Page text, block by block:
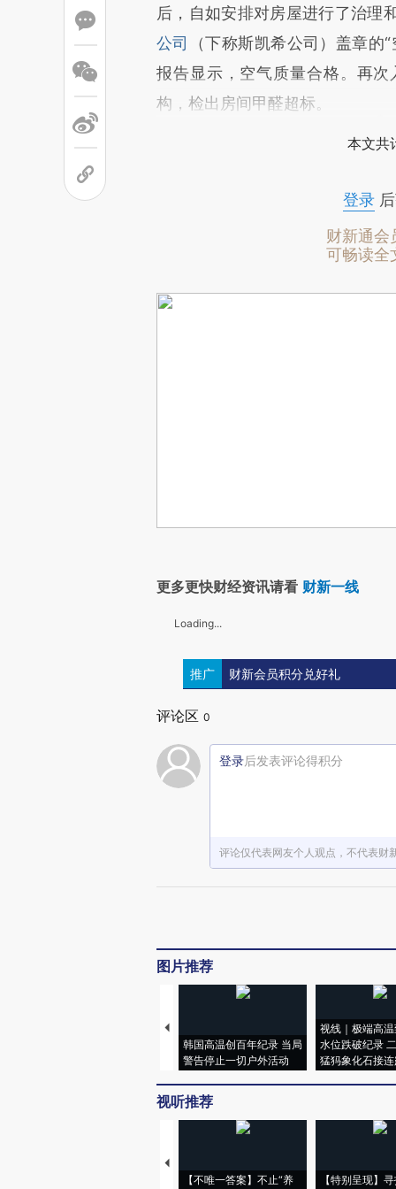
后，自如安排对房屋进行了治理
公司
（下称斯凯希公司）盖章的
报告显示，空气质量合格。再
构，检出房间甲醛超标。
本文共
登录后
财新通会
可畅读全
更多更快财经资讯请看 财新一线
Loading...
推广 财新会员积分兑好礼
评论区 0
登录后发表评论得积分
评论仅代表网友个人观点，不代表财
图片推荐
韩国高温创百年纪录 当局
警告停止一切户外活动
视线｜极端高
水位跌破纪录
猛犸象化石接连
视听推荐
【不唯一答案】不止“养
【特别呈现】